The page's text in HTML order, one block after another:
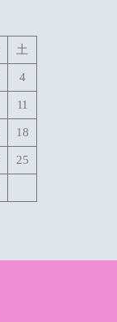
土
4
11
18
25